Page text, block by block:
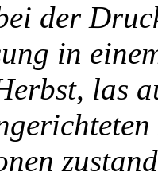
der
in
las